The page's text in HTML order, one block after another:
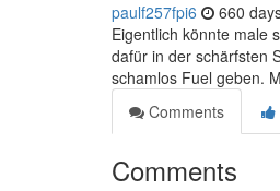
paulf257fpi6 660
Eigentlich könnte male
dafür in der schärfsten
schamlos Fuel geben.
Comments
Comments